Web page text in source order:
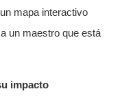
mapa interactivo
un maestro que está
impacto